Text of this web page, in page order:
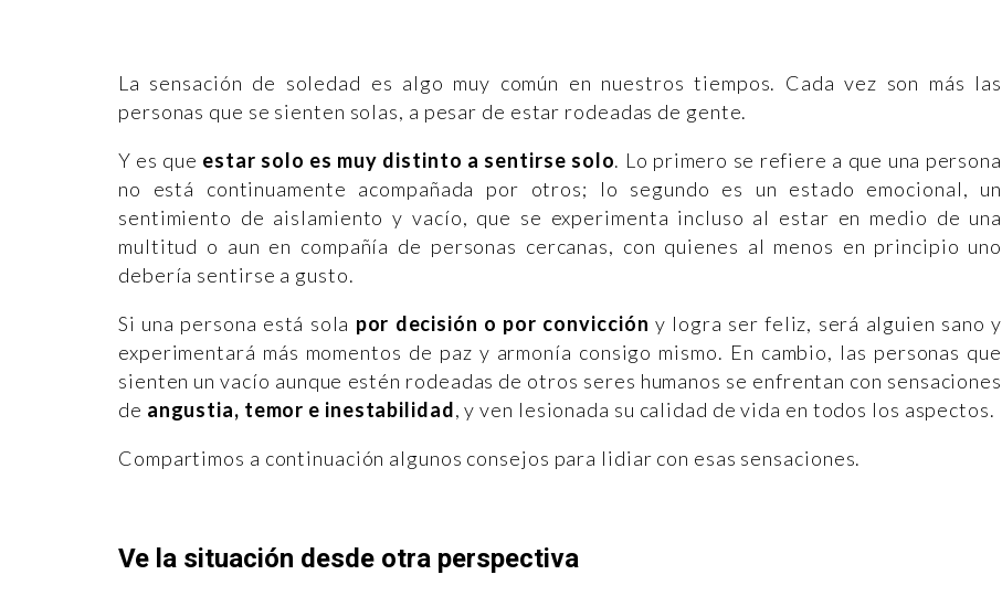
La sensación de soledad es algo muy común en nuestros tiempos. Cada vez son más las
personas que se sienten solas, a pesar de estar rodeadas de gente.
Y es que estar solo es muy distinto a sentirse solo. Lo primero se refiere a que una persona
no está continuamente acompañada por otros; lo segundo es un estado emocional, un
sentimiento de aislamiento y vacío, que se experimenta incluso al estar en medio de una
multitud o aun en compañía de personas cercanas, con quienes al menos en principio uno
debería sentirse a gusto.
Si una persona está sola por decisión o por convicción y logra ser feliz, será alguien sano y
experimentará más momentos de paz y armonía consigo mismo. En cambio, las personas que
sienten un vacío aunque estén rodeadas de otros seres humanos se enfrentan con sensaciones
de angustia, temor e inestabilidad, y ven lesionada su calidad de vida en todos los aspectos.
Compartimos a continuación algunos consejos para lidiar con esas sensaciones.
Ve la situación desde otra perspectiva